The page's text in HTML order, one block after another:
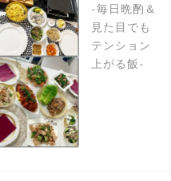
-毎日晩酌＆
見た目でも
テンション
上がる飯-